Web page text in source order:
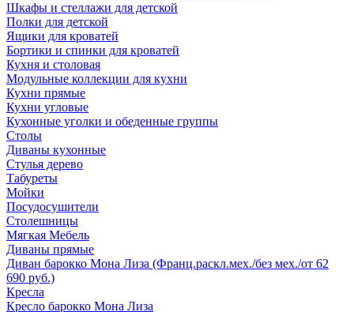
Шкафы и стеллажи для детской
Полки для детской
Ящики для кроватей
Бортики и спинки для кроватей
Кухня и столовая
Модульные коллекции для кухни
Кухни прямые
Кухни угловые
Кухонные уголки и обеденные группы
Столы
Диваны кухонные
Стулья дерево
Табуреты
Мойки
Посудосушители
Столешницы
Мягкая Мебель
Диваны прямые
Диван барокко Мона Лиза (Франц.раскл.мех./без мех./от 62
690 руб.)
Кресла
Кресло барокко Мона Лиза